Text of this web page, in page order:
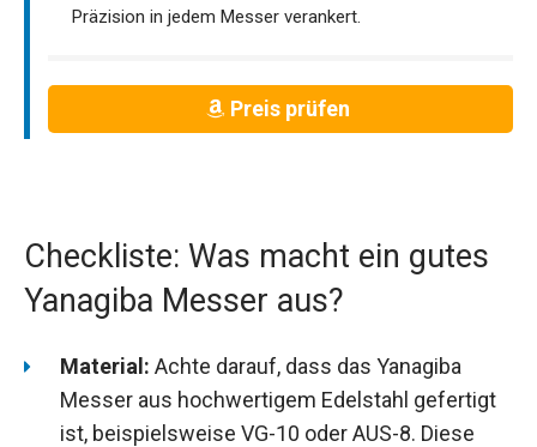
Präzision in jedem Messer verankert.
Preis prüfen
Checkliste: Was macht ein gutes
Yanagiba Messer aus?
Material: Achte darauf, dass das Yanagiba
Messer aus hochwertigem Edelstahl gefertigt
ist, beispielsweise VG-10 oder AUS-8. Diese